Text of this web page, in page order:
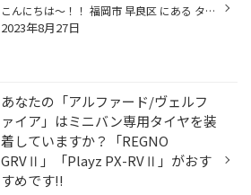
こんにちは～！！ 福岡市 早良区 にある タイヤ屋さん タイヤ館 次郎丸店のWEBを ご覧頂きありがとうございます₍₍ ( ๑॔˃̶◡ ˂̶๑॓)◞♡ おクルマのメンテナンスの管理に便利な 【タイヤ館アプリ】 もうお使いですか？？ タイヤの交換したの、何年前だったかしら？ オイル交換したの、いつだっけ？ バッ...
2023年8月27日
あなたの「アルファード/ヴェルフ
ァイア」はミニバン専用タイヤを装
着していますか？「REGNO
GRVⅡ」「Playz PX-RVⅡ」がおす
すめです!!